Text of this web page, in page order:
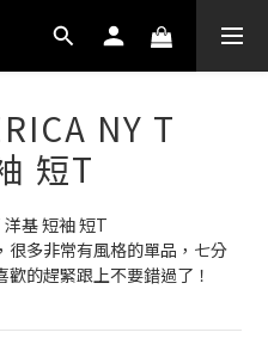
NY T
短T
洋基 短袖 短T
很多非常有風格的單品，七分
的趕緊跟上不要錯過了！